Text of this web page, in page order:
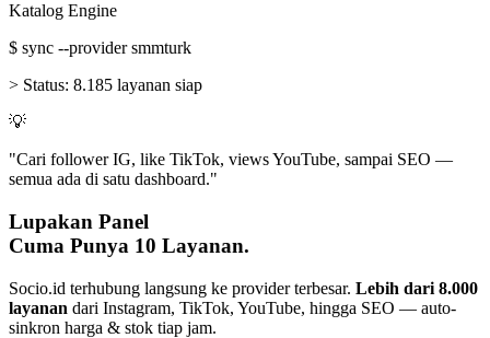
Katalog Engine
$ sync --provider smmturk
> Status: 8.185 layanan siap
💡
"Cari follower IG, like TikTok, views YouTube, sampai SEO —
semua ada di satu dashboard."
Lupakan Panel
Cuma Punya 10 Layanan.
Socio.id terhubung langsung ke provider terbesar. Lebih dari 8.000
layanan dari Instagram, TikTok, YouTube, hingga SEO — auto-
sinkron harga & stok tiap jam.